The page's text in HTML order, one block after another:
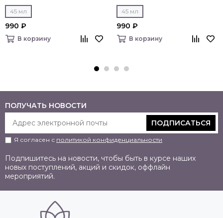
45 мл
990 ₽
В корзину
45 мл
990 ₽
В корзину
ПОЛУЧАТЬ НОВОСТИ
ПОДПИСАТЬСЯ
Я согласен с политикой конфиденциальности
Подпишитесь на новости, чтобы быть в курсе наших
новых поступлений, акций и скидок, оффлайн
мероприятий.